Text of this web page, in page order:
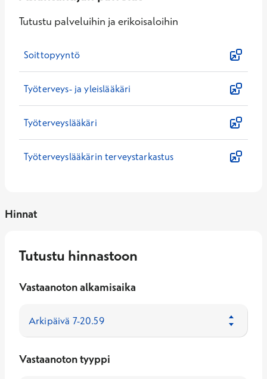
Tutustu palveluihin ja erikoisaloihin
Soittopyyntö
Työterveys- ja yleislääkäri
Työterveyslääkäri
Työterveyslääkärin terveystarkastus
Hinnat
Tutustu hinnastoon
Vastaanoton alkamisaika
Vastaanoton tyyppi